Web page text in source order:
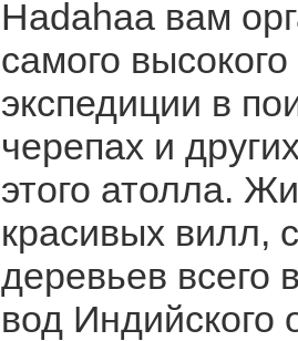
Hadahaa вам
самого
экспедиции в
черепах и
этого атолла.
красивых вилл,
деревьев всего
вод Индийского